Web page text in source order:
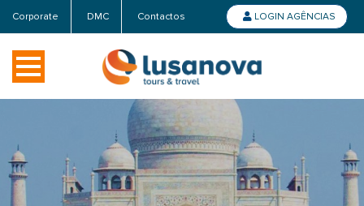
Corporate DMC Contactos LOGIN AGÊNCIAS